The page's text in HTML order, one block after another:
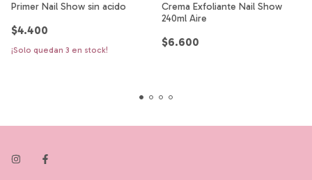
Primer Nail Show sin acido
$4.400
¡Solo quedan 3 en stock!
Crema Exfoliante Nail Show
240ml Aire
$6.600